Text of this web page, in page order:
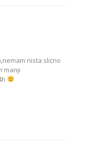
nista slicno
manji